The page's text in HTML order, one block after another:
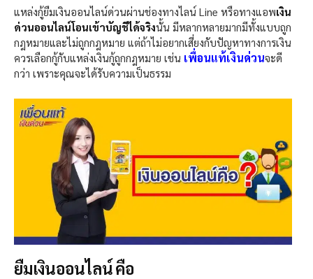
เ
ชื่
อ
แหล่งกู้ยืมเงินออนไลน์ด่วนผ่านช่องทางไลน์ Line หรือทางแอพเงิน
ด่วนออนไลน์โอนเข้าบัญชีได้จริงนั้น มีหลากหลายมากมีทั้งแบบถูก
กฎหมายและไม่ถูกกฎหมาย แต่ถ้าไม่อยากเสี่ยงกับปัญหาทางการเงิน
ควรเลือกกู้กับแหล่งเงินกู้ถูกกฎหมาย เช่น เพื่อนแท้เงินด่วนจะดี
กว่า เพราะคุณจะได้รับความเป็นธรรม
ยืมเงินออนไลน์ คือ